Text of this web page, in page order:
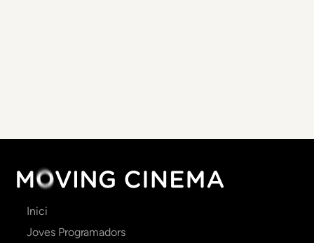
Main
navigation
Inici
Joves Programadors